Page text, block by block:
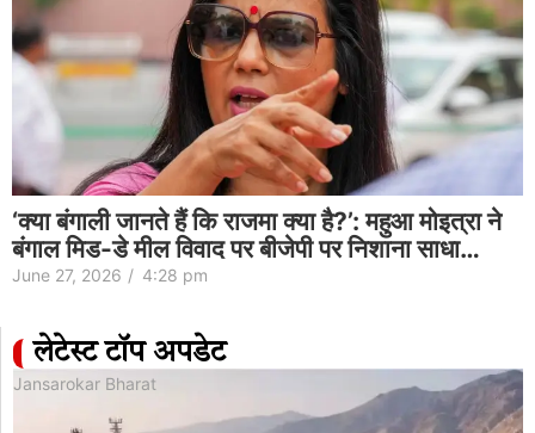
‘क्या बंगाली जानते हैं कि राजमा क्या है?’: महुआ मोइत्रा ने
बंगाल मिड-डे मील विवाद पर बीजेपी पर निशाना साधा…
June 27, 2026 / 4:28 pm
लेटेस्ट टॉप अपडेट
Jansarokar Bharat